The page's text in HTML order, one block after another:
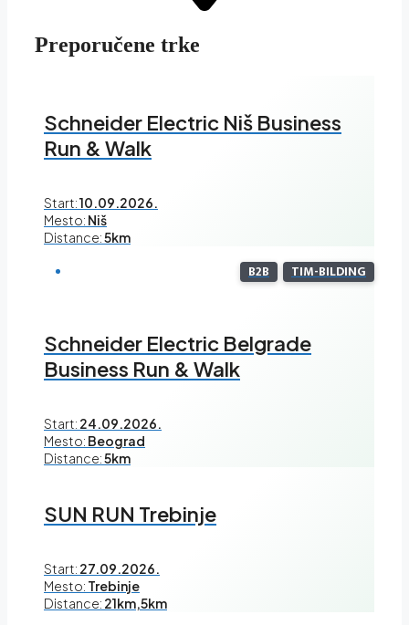
Preporučene trke
Schneider Electric Niš Business
Run & Walk
Start:10.09.2026.
Mesto: Niš
Distance:5km
B2B TIM-BILDING
Schneider Electric Belgrade
Business Run & Walk
Start: 24.09.2026.
Mesto: Beograd
Distance:5km
SUN RUN Trebinje
Start: 27.09.2026.
Mesto: Trebinje
Distance: 21km,5km